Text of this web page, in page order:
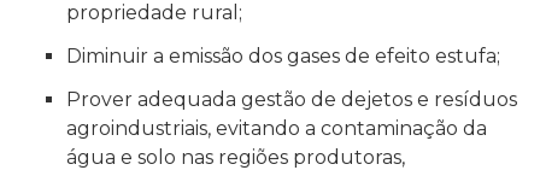
propriedade rural;
Diminuir a emissão dos gases de efeito estufa;
Prover adequada gestão de dejetos e resíduos
agroindustriais, evitando a contaminação da
água e solo nas regiões produtoras,